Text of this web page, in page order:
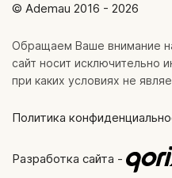
© Ademau 2016 - 2026
Обращаем Ваше внимание
сайт носит исключительно
при каких условиях не
Политика
Разработка сайта -